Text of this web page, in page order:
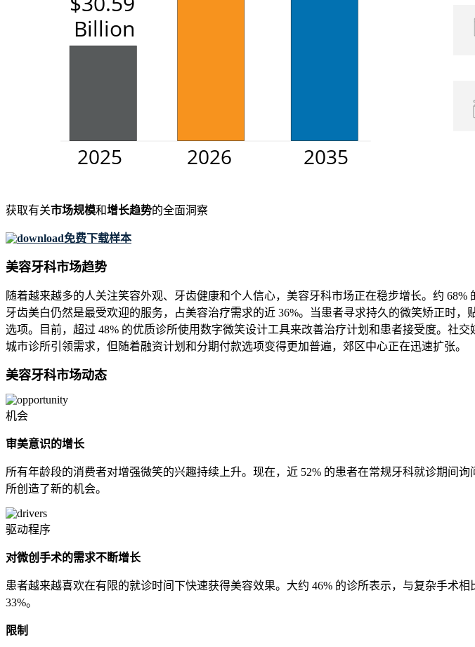
获取有关市场规模和增长趋势的全面洞察
免费下载样本
美容牙科市场趋势
随着越来越多的人关注笑容外观、牙齿健康和个人信心，美容牙科市场正在稳步增长。约
牙齿美白仍然是最受欢迎的服务，占美容治疗需求的近 36%。当患者寻求持久的微笑矫正时
选项。目前，超过 48% 的优质诊所使用数字微笑设计工具来改善治疗计划和患者接受度。社
城市诊所引领需求，但随着融资计划和分期付款选项变得更加普遍，郊区中心正在迅速扩张。
美容牙科市场动态
机会
审美意识的增长
所有年龄段的消费者对增强微笑的兴趣持续上升。现在，近 52% 的患者在常规牙科就诊期间
所创造了新的机会。
驱动程序
对微创手术的需求不断增长
患者越来越喜欢在有限的就诊时间下快速获得美容效果。大约 46% 的诊所表示，与复杂手术
33%。
限制